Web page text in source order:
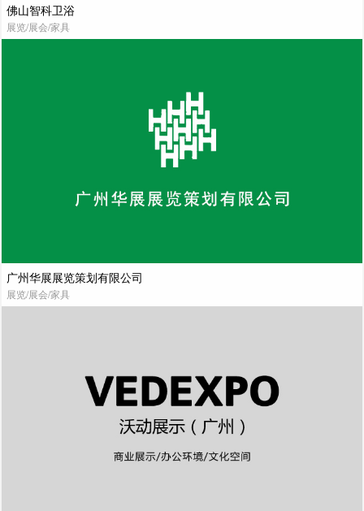
佛山智科卫浴
展览/展会/家具
广州华展展览策划有限公司
展览/展会/家具